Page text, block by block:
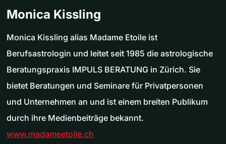
Monica Kissling
Monica Kissling alias Madame Etoile ist
Berufsastrologin und leitet seit 1985 die astrologische
Beratungspraxis IMPULS BERATUNG in Zürich. Sie
bietet Beratungen und Seminare für Privatpersonen
und Unternehmen an und ist einem breiten Publikum
durch ihre Medienbeiträge bekannt.
www.madameetoile.ch